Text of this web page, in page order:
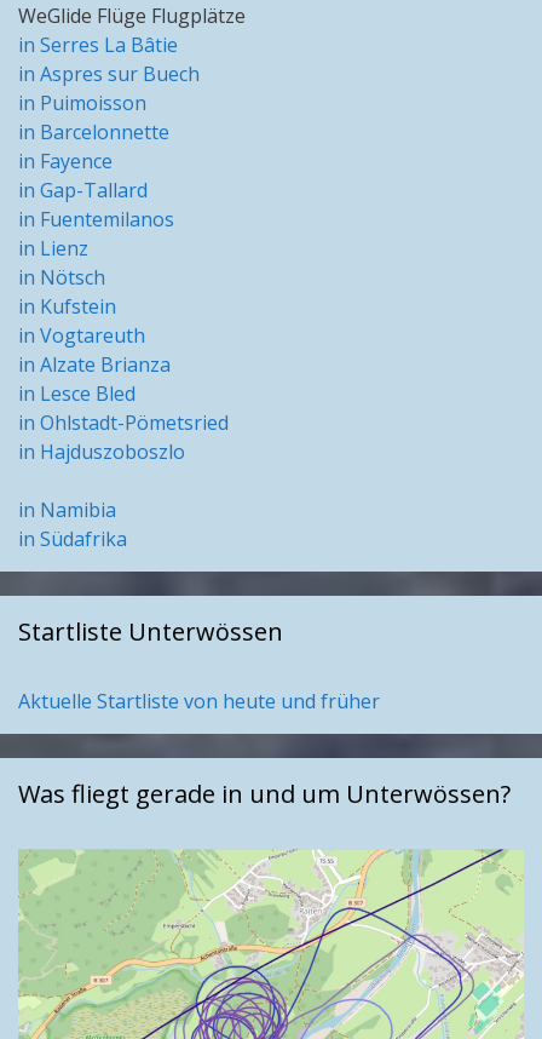
WeGlide Flüge Flugplätze
in Serres La Bâtie
in Aspres sur Buech
in Puimoisson
in Barcelonnette
in Fayence
in Gap-Tallard
in Fuentemilanos
in Lienz
in Nötsch
in Kufstein
in Vogtareuth
in Alzate Brianza
in Lesce Bled
in Ohlstadt-Pömetsried
in Hajduszoboszlo
in Namibia
in Südafrika
Startliste Unterwössen
Aktuelle Startliste von heute und früher
Was fliegt gerade in und um Unterwössen?